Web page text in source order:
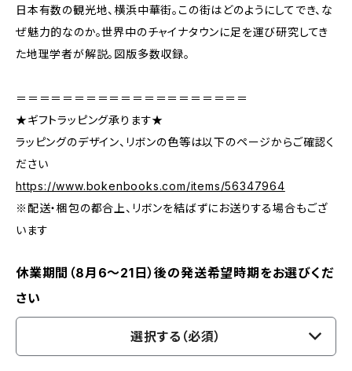
日本有数の観光地、横浜中華街。この街はどのようにしてでき、な
ぜ魅力的なのか。世界中のチャイナタウンに足を運び研究してき
た地理学者が解説。図版多数収録。
＝＝＝＝＝＝＝＝＝＝＝＝＝＝＝＝＝＝＝＝
★ギフトラッピング承ります★
ラッピングのデザイン、リボンの色等は以下のページからご確認く
ださい
https://www.bokenbooks.com/items/56347964
※配送・梱包の都合上、リボンを結ばずにお送りする場合もござ
います
休業期間（8月6〜21日）後の発送希望時期をお選びくだ
さい
選択する（必須）